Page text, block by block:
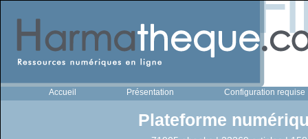
Accueil Présentation Configuration requise
Plateforme